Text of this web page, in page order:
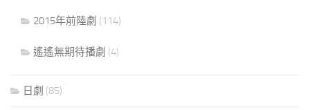
2015年前陸劇 (114)
遙遙無期待播劇 (4)
日劇 (85)